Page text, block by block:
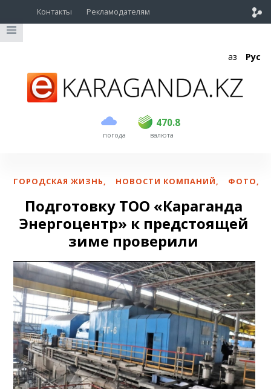
Контакты Рекламодателям
Қаз Рус
погода
470.8
USD 468.5 470.8
EUR валюта
ГОРОДСКАЯ ЖИЗНЬ, НОВОСТИ КОМПАНИЙ, ФОТО,
Подготовку ТОО «Караганда
Энергоцентр» к предстоящей
зиме проверили